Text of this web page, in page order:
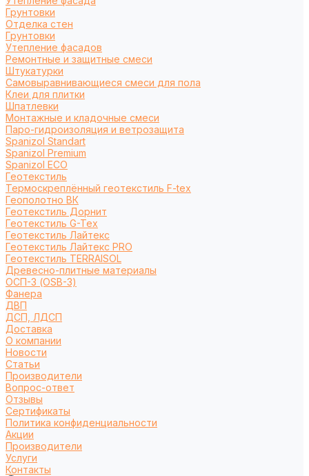
Грунтовки
Отделка стен
Грунтовки
Утепление фасадов
Ремонтные и защитные смеси
Штукатурки
Самовыравнивающиеся смеси для пола
Клеи для плитки
Шпатлевки
Монтажные и кладочные смеси
Паро-гидроизоляция и ветрозащита
Spanizol Standart
Spanizol Premium
Spanizol ECO
Геотекстиль
Термоскреплённый геотекстиль F-tex
Геополотно ВК
Геотекстиль Дорнит
Геотекстиль G-Tex
Геотекстиль Лайтекс
Геотекстиль Лайтекс PRO
Геотекстиль TERRAISOL
Древесно-плитные материалы
ОСП-3 (OSB-3)
Фанера
ДВП
ДСП, ЛДСП
Доставка
О компании
Новости
Статьи
Производители
Вопрос-ответ
Отзывы
Сертификаты
Политика конфиденциальности
Акции
Производители
Услуги
Контакты